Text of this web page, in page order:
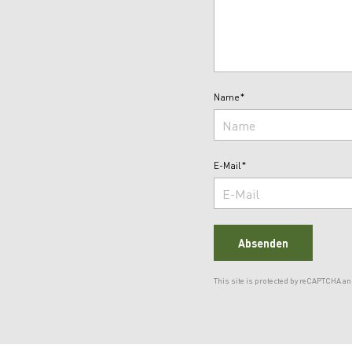
Name*
E-Mail*
Absenden
This site is protected by reCAPTCHA